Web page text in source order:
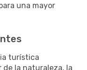
una mayor
turística
la naturaleza, la